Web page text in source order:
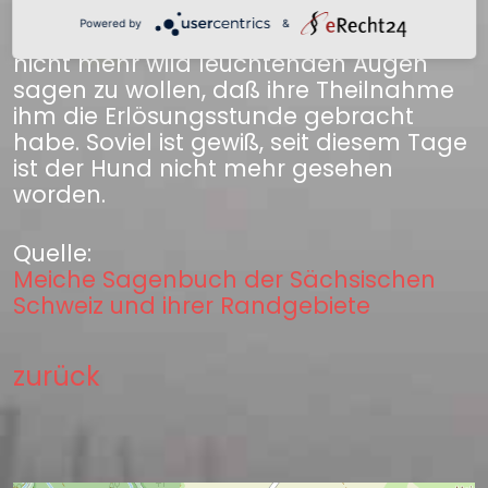
wedelnd um sie herum, leckte ihre
Hände und schien ihr aus seinen jetzt
nicht mehr wild leuchtenden Augen
sagen zu wollen, daß ihre Theilnahme
ihm die Erlösungsstunde gebracht
habe. Soviel ist gewiß, seit diesem Tage
ist der Hund nicht mehr gesehen
worden.
Quelle:
Meiche Sagenbuch der Sächsischen
Schweiz und ihrer Randgebiete
zurück
Powered by &